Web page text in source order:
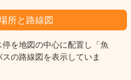
所と路線図
停を地図の中心に配置し「魚
の路線図を表示していま